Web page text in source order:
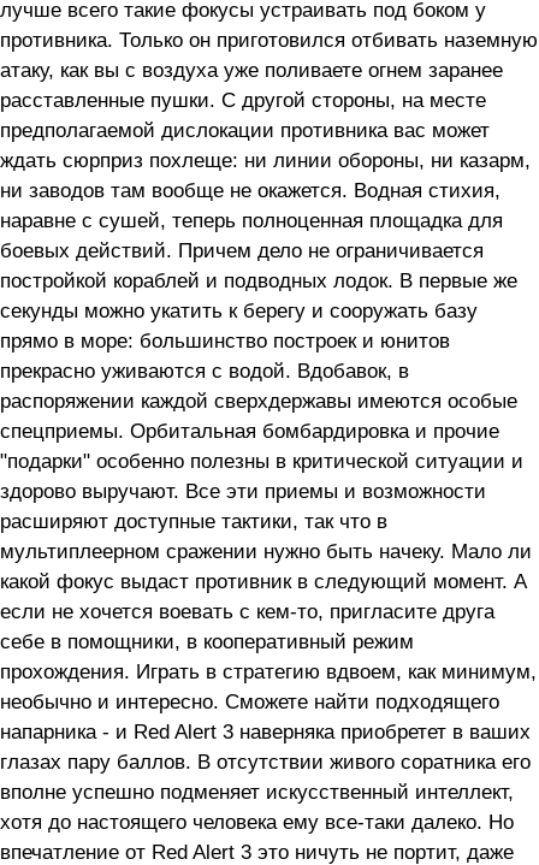
лучше всего такие фокусы устраивать под боком у
противника. Только он приготовился отбивать наземную
атаку, как вы с воздуха уже поливаете огнем заранее
расставленные пушки. С другой стороны, на месте
предполагаемой дислокации противника вас может
ждать сюрприз похлеще: ни линии обороны, ни казарм,
ни заводов там вообще не окажется. Водная стихия,
наравне с сушей, теперь полноценная площадка для
боевых действий. Причем дело не ограничивается
постройкой кораблей и подводных лодок. В первые же
секунды можно укатить к берегу и сооружать базу
прямо в море: большинство построек и юнитов
прекрасно уживаются с водой. Вдобавок, в
распоряжении каждой сверхдержавы имеются особые
спецприемы. Орбитальная бомбардировка и прочие
"подарки" особенно полезны в критической ситуации и
здорово выручают. Все эти приемы и возможности
расширяют доступные тактики, так что в
мультиплеерном сражении нужно быть начеку. Мало ли
какой фокус выдаст противник в следующий момент. А
если не хочется воевать с кем-то, пригласите друга
себе в помощники, в кооперативный режим
прохождения. Играть в стратегию вдвоем, как минимум,
необычно и интересно. Сможете найти подходящего
напарника - и Red Alert 3 наверняка приобретет в ваших
глазах пару баллов. В отсутствии живого соратника его
вполне успешно подменяет искусственный интеллект,
хотя до настоящего человека ему все-таки далеко. Но
впечатление от Red Alert 3 это ничуть не портит, даже